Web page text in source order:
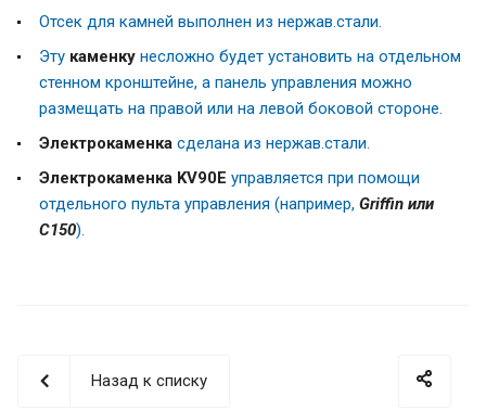
Отсек для камней выполнен из нержав.стали.
Эту каменку несложно будет установить на отдельном
стенном кронштейне, а панель управления можно
размещать на правой или на левой боковой стороне.
Электрокаменка сделана из нержав.стали.
Электрокаменка KV90E управляется при помощи
отдельного пульта управления (например, Griffin или
C150).
Назад к списку